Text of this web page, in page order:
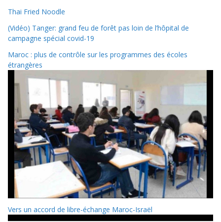
Thai Fried Noodle
(Vidéo) Tanger: grand feu de forêt pas loin de l’hôpital de
campagne spécial covid-19
Maroc : plus de contrôle sur les programmes des écoles
étrangères
Vers un accord de libre-échange Maroc-Israël